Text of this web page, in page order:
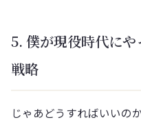
5. 僕が現役時代にや
戦略
じゃあどうすればいいの